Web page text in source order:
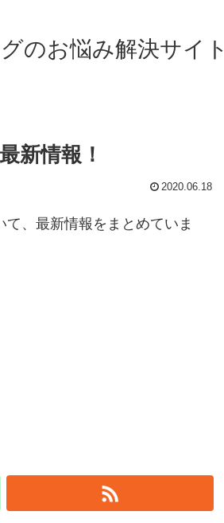
のお悩み解決サイト
新情報！
2020.06.18
て、最新情報をまとめていま